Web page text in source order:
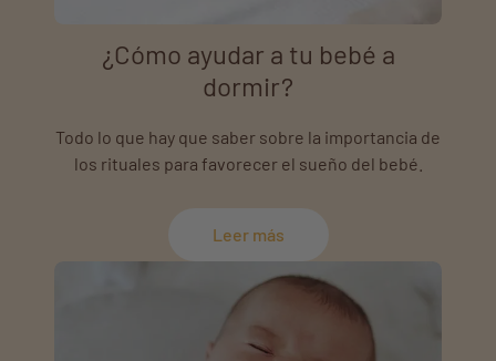
¿Cómo ayudar a tu bebé a
dormir?
Todo lo que hay que saber sobre la importancia de
los rituales para favorecer el sueño del bebé.
Leer más